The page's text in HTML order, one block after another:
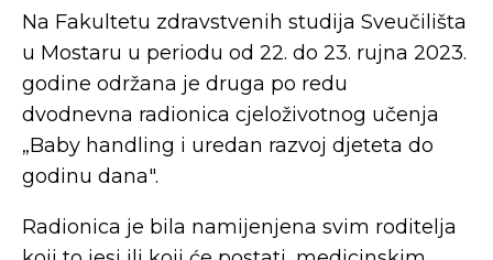
Na Fakultetu zdravstvenih studija Sveučilišta
u Mostaru u periodu od 22. do 23. rujna 2023.
godine održana je druga po redu
dvodnevna radionica cjeloživotnog učenja
„Baby handling i uredan razvoj djeteta do
godinu dana".
Radionica je bila namijenjena svim roditelja